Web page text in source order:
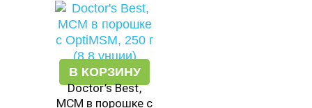
В КОРЗИНУ
Doctor’s Best,
МСМ в порошке с